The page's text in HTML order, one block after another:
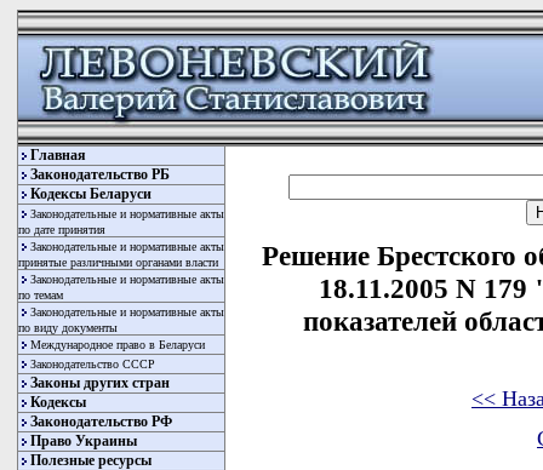
Главная
Законодательство РБ
Кодексы Беларуси
Законодательные и нормативные акты
по дате принятия
Законодательные и нормативные акты
принятые различными органами власти
Законодательные и нормативные акты
по темам
Законодательные и нормативные акты
по виду документы
Международное право в Беларуси
Законодательство СССР
Законы других стран
Кодексы
Законодательство РФ
Право Украины
Полезные ресурсы
Решение Брестского
18.11.2005 N
показателей
<<